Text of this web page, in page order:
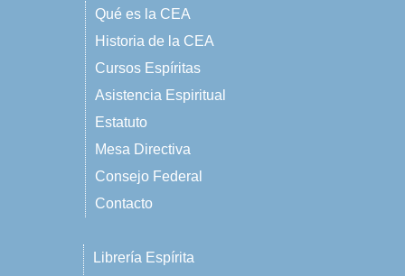
Qué es la CEA
Historia de la CEA
Cursos Espíritas
Asistencia Espiritual
Estatuto
Mesa Directiva
Consejo Federal
Contacto
Librería Espírita